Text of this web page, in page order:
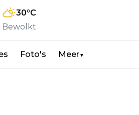
30°C
Bewolkt
Foto's Meer▼